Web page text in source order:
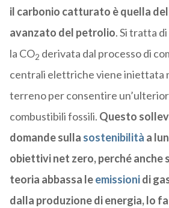
il carbonio catturato è quella
avanzato del petrolio. Si tratta
la CO2 derivata dal processo di
centrali elettriche viene iniettata
terreno per consentire
combustibili fossili. Questo
domande sulla sostenibilità a
obiettivi net zero, perché anche
teoria abbassa leemissionidi
dalla produzione di energia, lo